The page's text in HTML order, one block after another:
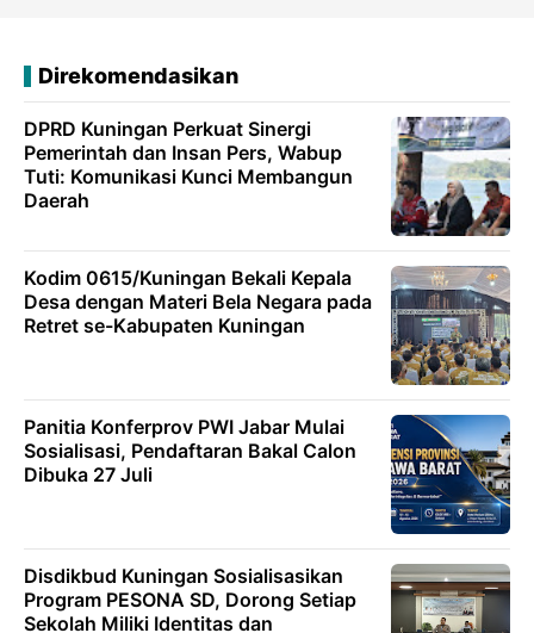
Direkomendasikan
DPRD Kuningan Perkuat Sinergi
Pemerintah dan Insan Pers, Wabup
Tuti: Komunikasi Kunci Membangun
Daerah
Kodim 0615/Kuningan Bekali Kepala
Desa dengan Materi Bela Negara pada
Retret se-Kabupaten Kuningan
Panitia Konferprov PWI Jabar Mulai
Sosialisasi, Pendaftaran Bakal Calon
Dibuka 27 Juli
Disdikbud Kuningan Sosialisasikan
Program PESONA SD, Dorong Setiap
Sekolah Miliki Identitas dan